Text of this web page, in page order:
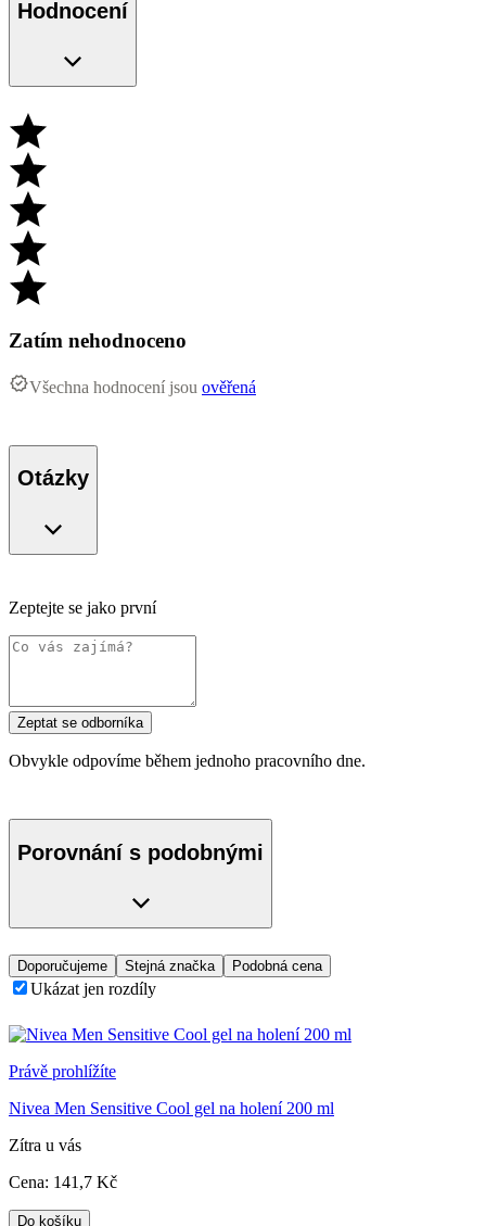
Hodnocení
Zatím nehodnoceno
Všechna hodnocení jsou ověřená
Otázky
Zeptejte se jako první
Zeptat se odborníka
Obvykle odpovíme během jednoho pracovního dne.
Porovnání s podobnými
Doporučujeme Stejná značka Podobná cena
Ukázat jen rozdíly
Právě prohlížíte
Nivea Men Sensitive Cool gel na holení 200 ml
Zítra u vás
Cena: 141 ,7 Kč
Do košíku